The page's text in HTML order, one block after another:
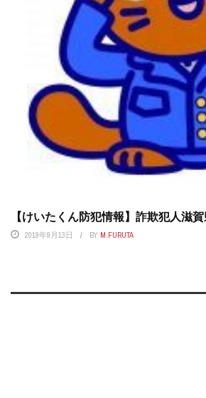
【けいたくん防犯情報】詐欺犯人滋
2019年9月13日 BY M.FURUTA